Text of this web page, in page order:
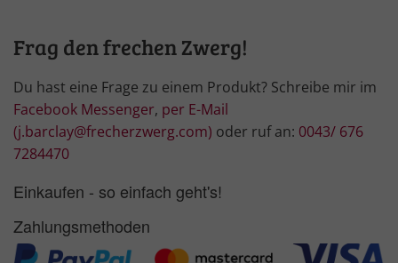
Frag den frechen Zwerg!
Du hast eine Frage zu einem Produkt? Schreibe mir im
Facebook Messenger, per E-Mail
(j.barclay@frecherzwerg.com) oder ruf an: 0043/ 676
7284470
Einkaufen - so einfach geht's!
Zahlungsmethoden